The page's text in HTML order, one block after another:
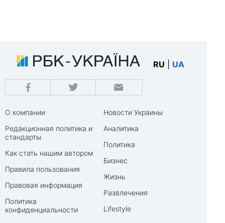
RU UA
О компании
Редакционная политика и
стандарты
Как стать нашим автором
Правила пользования
Правовая информация
Политика
конфиденциальности
Новости Украины
Аналитика
Политика
Бизнес
Жизнь
Развлечения
Lifestyle